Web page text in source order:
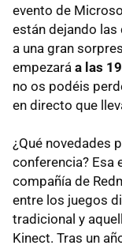
evento de
están dejando las
a una gran
empezará a las
no os podéis
en directo que
¿Qué novedades
conferencia? Esa
compañía de
entre los juegos
tradicional y
Kinect. Tras un